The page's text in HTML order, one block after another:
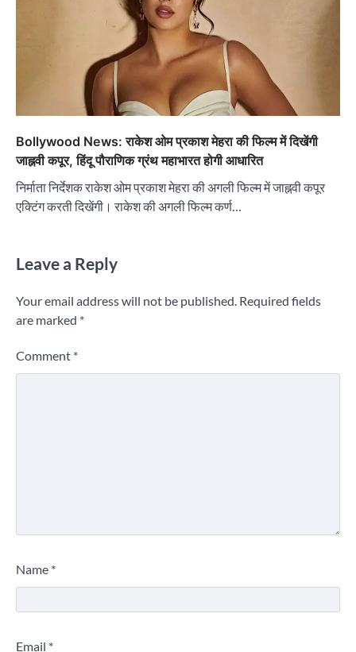
Bollywood News: राकेश ओम प्रकाश मेहरा की फिल्म में दिखेंगी
जाह्नवी कपूर, हिंदू पौराणिक ग्रंथ महाभारत होगी आधारित
निर्माता निर्देशक राकेश ओम प्रकाश मेहरा की अगली फिल्म में जाह्नवी कपूर
एक्टिंग करती दिखेंगी। राकेश की अगली फिल्म कर्ण…
Leave a Reply
Your email address will not be published. Required fields
are marked *
Comment *
Name *
Email *